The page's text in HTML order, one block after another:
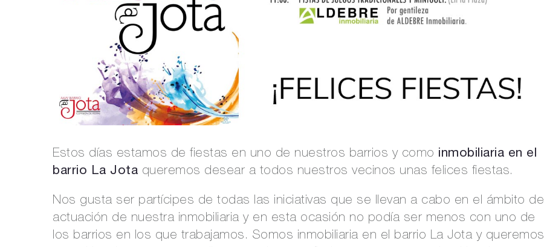
Estos días estamos de fiestas en uno de nuestros barrios y como inmobiliaria en el
barrio La Jota queremos desear a todos nuestros vecinos unas felices fiestas.
Nos gusta ser partícipes de todas las iniciativas que se llevan a cabo en el ámbito de
actuación de nuestra inmobiliaria y en esta ocasión no podía ser menos con uno de
los barrios en los que trabajamos. Somos inmobiliaria en el barrio La Jota y queremos